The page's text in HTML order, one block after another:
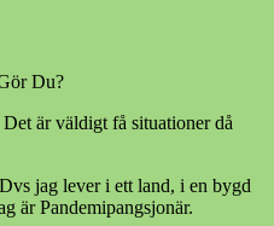
Du?
är väldigt få situationer då
jag lever i ett land, i en bygd
är Pandemipangsjonär.